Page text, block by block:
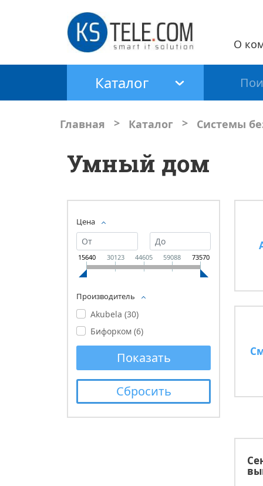
О
Каталог
Главная > Каталог > Системы
Умный дом
Цена
15640 30123 44605 59088 73570
Производитель
Akubela (30)
Бифорком (6)